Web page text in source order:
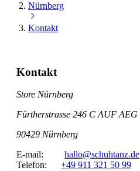
Nürnberg
Kontakt
Kontakt
Store Nürnberg
Fürtherstrasse 246 C AUF AEG
90429 Nürnberg
E-mail: hallo@schuhtanz.de
Telefon: +49 911 321 50 99